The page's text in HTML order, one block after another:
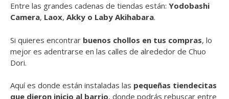
Entre las grandes cadenas de tiendas están: Yodobashi
Camera, Laox, Akky o Laby Akihabara.
Si quieres encontrar buenos chollos en tus compras, lo
mejor es adentrarse en las calles de alrededor de Chuo
Dori.
Aquí es donde están instaladas las pequeñas tiendecitas
que dieron inicio al barrio, donde podrás rebuscar entre